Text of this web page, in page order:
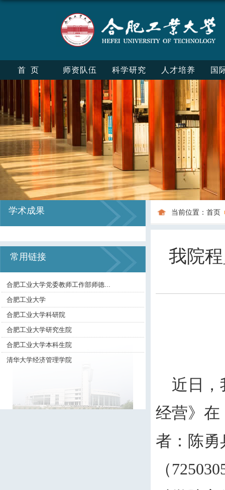
首页 师资队伍 科学研究 人才培养 国
学术成果
常用链接
合肥工业大学党委教师工作部师德...
合肥工业大学
合肥工业大学科研院
合肥工业大学研究生院
合肥工业大学本科生院
清华大学经济管理学院
当前位置： 首页
我院
近日，
经营》在
者：陈
（